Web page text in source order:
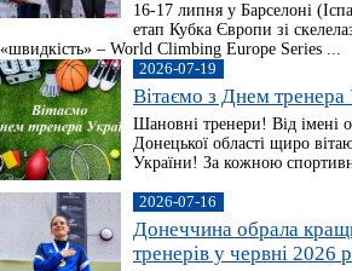
16-17 липня у Барселоні
етап Кубка Європи зі
«швидкість» – World Climbing Europe Series ...
2026-07-19
Вітаємо з Днем тренера
Шановні тренери! Від імені
Донецької області щиро
України! За кожною
2026-07-16
Донеччина обрала
тренерів у червні 2026